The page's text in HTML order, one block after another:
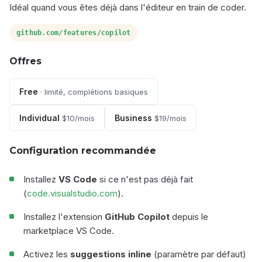
Idéal quand vous êtes déjà dans l'éditeur en train de coder.
github.com/features/copilot
Offres
Free · limité, complétions basiques
Individual $10/mois Business $19/mois
Configuration recommandée
Installez VS Code si ce n'est pas déjà fait
(code.visualstudio.com).
Installez l'extension GitHub Copilot depuis le
marketplace VS Code.
Activez les suggestions inline (paramètre par défaut)